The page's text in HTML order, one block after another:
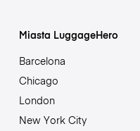
Miasta LuggageHero
Barcelona
Chicago
London
New York City